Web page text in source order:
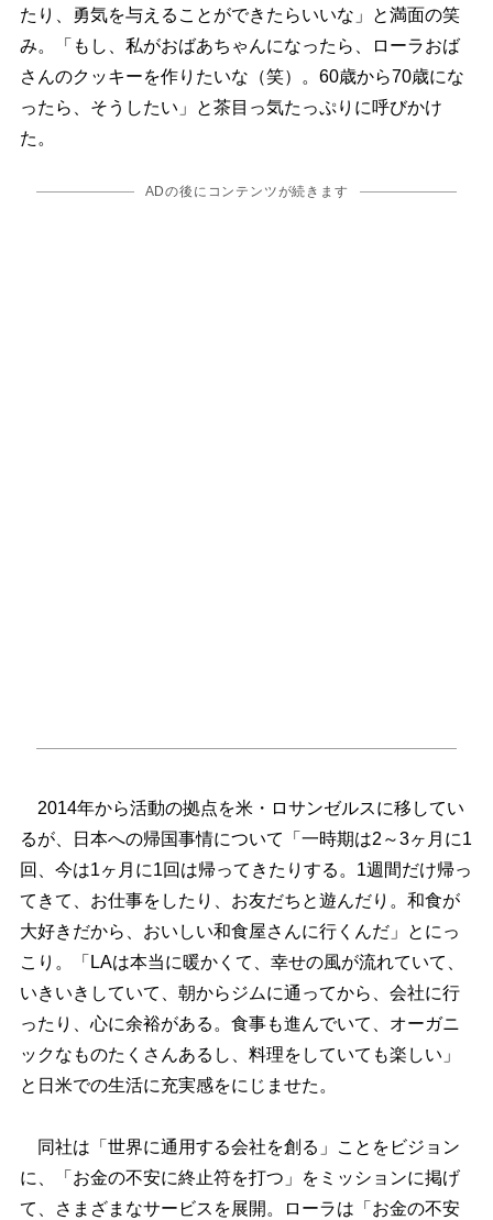
たり、勇気を与えることができたらいいな」と満面の笑
み。「もし、私がおばあちゃんになったら、ローラおば
さんのクッキーを作りたいな（笑）。60歳から70歳にな
ったら、そうしたい」と茶目っ気たっぷりに呼びかけ
た。
ADの後にコンテンツが続きます
2014年から活動の拠点を米・ロサンゼルスに移してい
るが、日本への帰国事情について「一時期は2～3ヶ月に1
回、今は1ヶ月に1回は帰ってきたりする。1週間だけ帰っ
てきて、お仕事をしたり、お友だちと遊んだり。和食が
大好きだから、おいしい和食屋さんに行くんだ」とにっ
こり。「LAは本当に暖かくて、幸せの風が流れていて、
いきいきしていて、朝からジムに通ってから、会社に行
ったり、心に余裕がある。食事も進んでいて、オーガニ
ックなものたくさんあるし、料理をしていても楽しい」
と日米での生活に充実感をにじませた。
同社は「世界に通用する会社を創る」ことをビジョン
に、「お金の不安に終止符を打つ」をミッションに掲げ
て、さまざまなサービスを展開。ローラは「お金の不安